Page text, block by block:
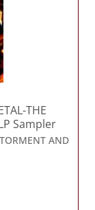
THE
Sampler
AND